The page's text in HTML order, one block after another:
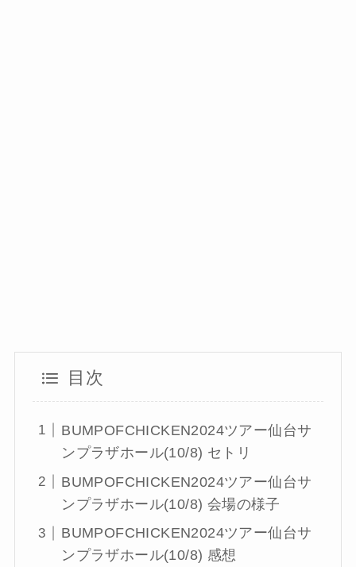
目次
BUMPOFCHICKEN2024ツアー仙台サ
ンプラザホール(10/8) セトリ
BUMPOFCHICKEN2024ツアー仙台サ
ンプラザホール(10/8) 会場の様子
BUMPOFCHICKEN2024ツアー仙台サ
ンプラザホール(10/8) 感想